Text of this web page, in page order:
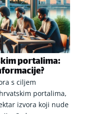
portalima:
s ciljem
portalima,
izvora koji nude